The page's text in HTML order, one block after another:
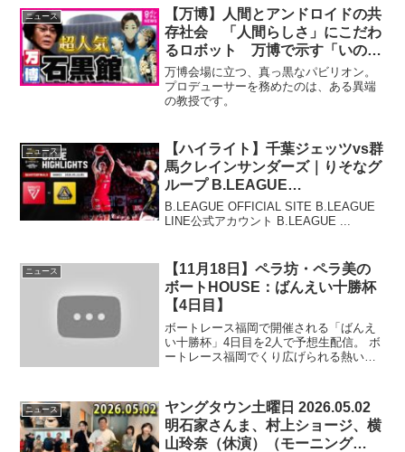
ニュース
【万博】人間とアンドロイドの共
存社会 「人間らしさ」にこだわ
るロボット 万博で示す「いのち
の可能性」 600km離れた病院か
らアバター受付｜シグネチャーパ
ビリオン「いのちの未来」〈カン
万博会場に立つ、真っ黒なパビリオン。
プロデューサーを務めたのは、ある異端
の教授です。
ニュース
【ハイライト】千葉ジェッツvs群
馬クレインサンダーズ｜りそなグ
ループ B.LEAGUE
QUARTERFINALS 2025-26
GAME3｜05.11.2026 プロバスケ
B.LEAGUE OFFICIAL SITE B.LEAGUE
LINE公式アカウント B.LEAGUE ...
ニュース
【11月18日】ペラ坊・ペラ美の
ボートHOUSE：ばんえい十勝杯
【4日目】
ボートレース福岡で開催される「ばんえ
い十勝杯」4日目を2人で予想生配信。 ボ
ートレース福岡でくり広げられる熱いレ
ニュース
ヤングタウン土曜日 2026.05.02
明石家さんま、村上ショージ、横
山玲奈（休演）（モーニング